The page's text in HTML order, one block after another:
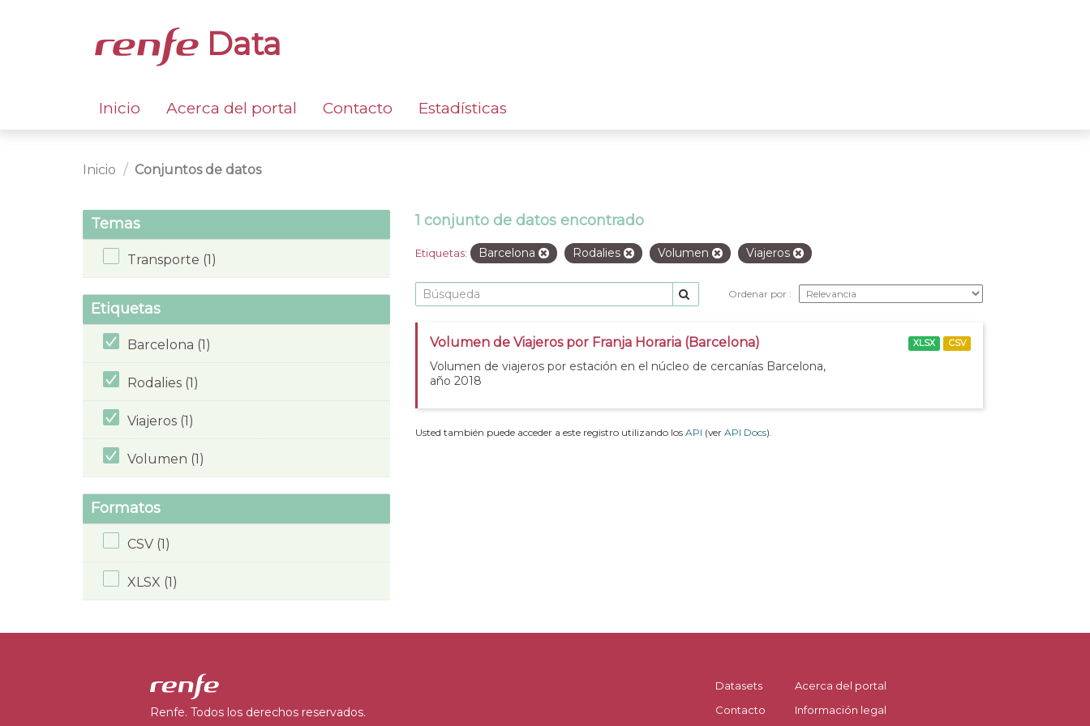
Data
Inicio Acerca del portal Contacto Estadísticas
Inicio Conjuntos de datos
Temas
Transporte (1)
Etiquetas
Barcelona (1)
Rodalies (1)
Viajeros (1)
Volumen (1)
Formatos
CSV (1)
XLSX (1)
1 conjunto de datos encontrado
Etiquetas: Barcelona Rodalies Volumen Viajeros
Ordenar por
Volumen de Viajeros por Franja Horaria (Barcelona)
Volumen de viajeros por estación en el núcleo de cercanías Barcelona,
año 2018
XLSX CSV
Usted también puede acceder a este registro utilizando los API (ver API Docs).
Renfe. Todos los derechos reservados.
Datasets
Contacto
Acerca del portal
Información legal